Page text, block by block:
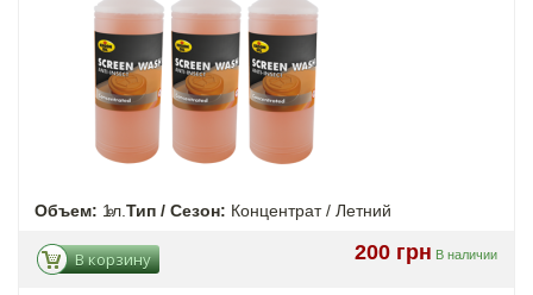
Объем: 1л. Тип / Сезон: Концентрат / Летний
200 грн В наличии
В корзину